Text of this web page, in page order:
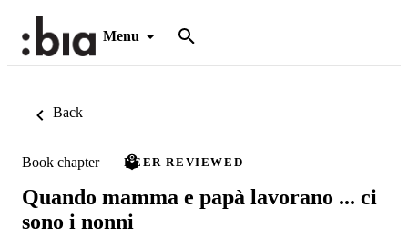
Menu
Back
Book chapter PEER REVIEWED
Quando mamma e papà lavorano ... ci
sono i nonni